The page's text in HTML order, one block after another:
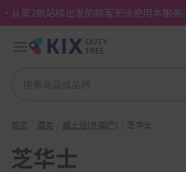
・从第2航站楼出发的顾客无法使用本服务。
首页 酒类 威士忌(外国产) 芝华士
芝华士